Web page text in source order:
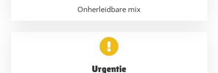
Onherleidbare mix
Urgentie